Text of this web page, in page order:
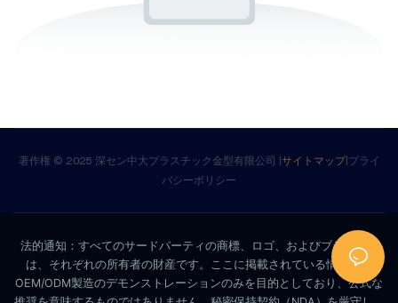
著作権 © 2025 深セン中大プラスチック金型有限公司 |サイトマップ|プライ
バシーポリシー
法的通知：すべてのサードパーティの商標、ロゴ、およびブランド名
は、それぞれの所有者の財産です。ここに掲載されている情報は、
OEM/ODM製造のデモンストレーションのみを目的としており、公式な